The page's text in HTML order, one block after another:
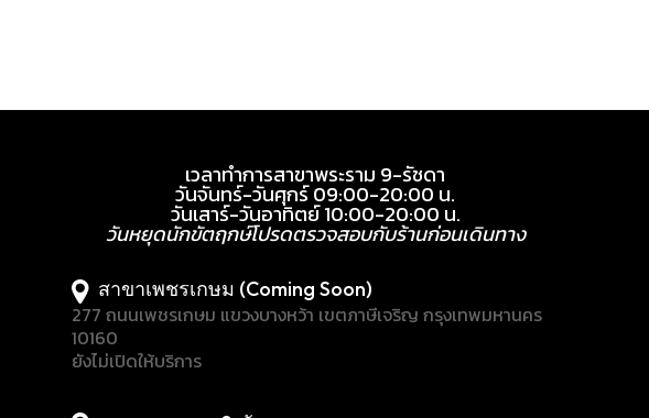
เวลาทำการสาขาพระราม 9-รัชดา
วันจันทร์-วันศุกร์ 09:00-20:00 น.
วันเสาร์-วันอาทิตย์ 10:00-20:00 น.
วันหยุดนักขัตฤกษ์โปรดตรวจสอบกับร้านก่อนเดินทาง
สาขาเพชรเกษม (Coming Soon)
277 ถนนเพชรเกษม แขวงบางหว้า เขตภาษีเจริญ กรุงเทพมหานคร
10160
ยังไม่เปิดให้บริการ